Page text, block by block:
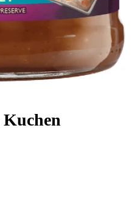
Kuchen